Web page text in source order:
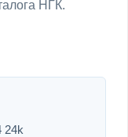
НГК.
24k